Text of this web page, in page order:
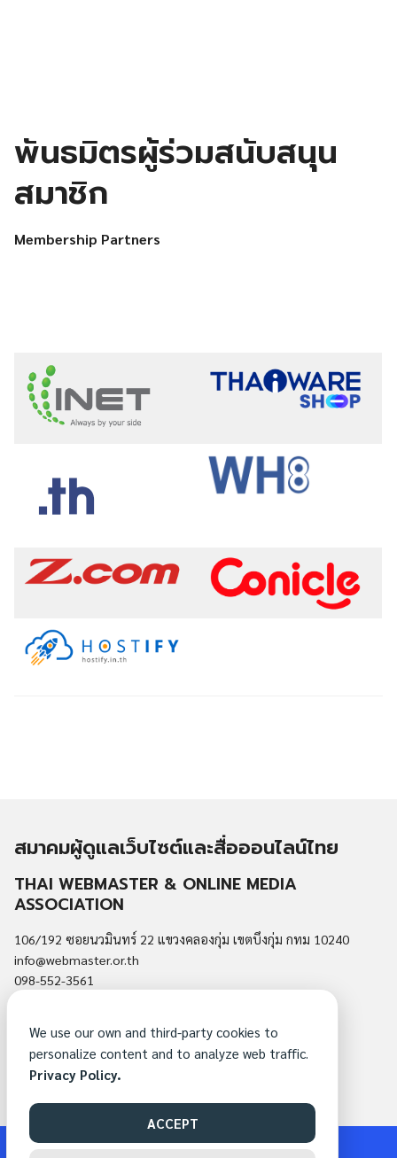
พันธมิตรผู้ร่วมสนับสนุน
สมาชิก
Membership Partners
สมาคมผู้ดูแลเว็บไซต์และสื่อออนไลน์ไทย
THAI WEBMASTER & ONLINE MEDIA
ASSOCIATION
106/192 ซอยนวมินทร์ 22 แขวงคลองกุ่ม เขตบึงกุ่ม กทม 10240
info@webmaster.or.th
098-552-3561
สมัครสมาชิกสมาคม
ติดต่อสมาคม
We use our own and third-party cookies to
personalize content and to analyze web traffic.
Privacy Policy.
ACCEPT